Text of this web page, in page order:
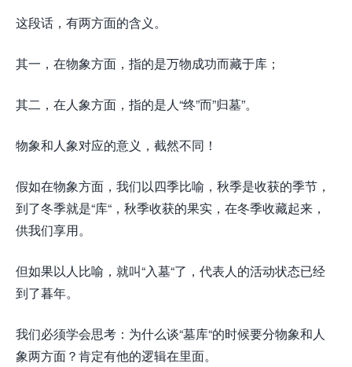
这段话，有两方面的含义。
其一，在物象方面，指的是万物成功而藏于库；
其二，在人象方面，指的是人“终”而”归墓”。
物象和人象对应的意义，截然不同！
假如在物象方面，我们以四季比喻，秋季是收获的季节，
到了冬季就是“库“，秋季收获的果实，在冬季收藏起来，
供我们享用。
但如果以人比喻，就叫“入墓“了，代表人的活动状态已经
到了暮年。
我们必须学会思考：为什么谈“墓库“的时候要分物象和人
象两方面？肯定有他的逻辑在里面。